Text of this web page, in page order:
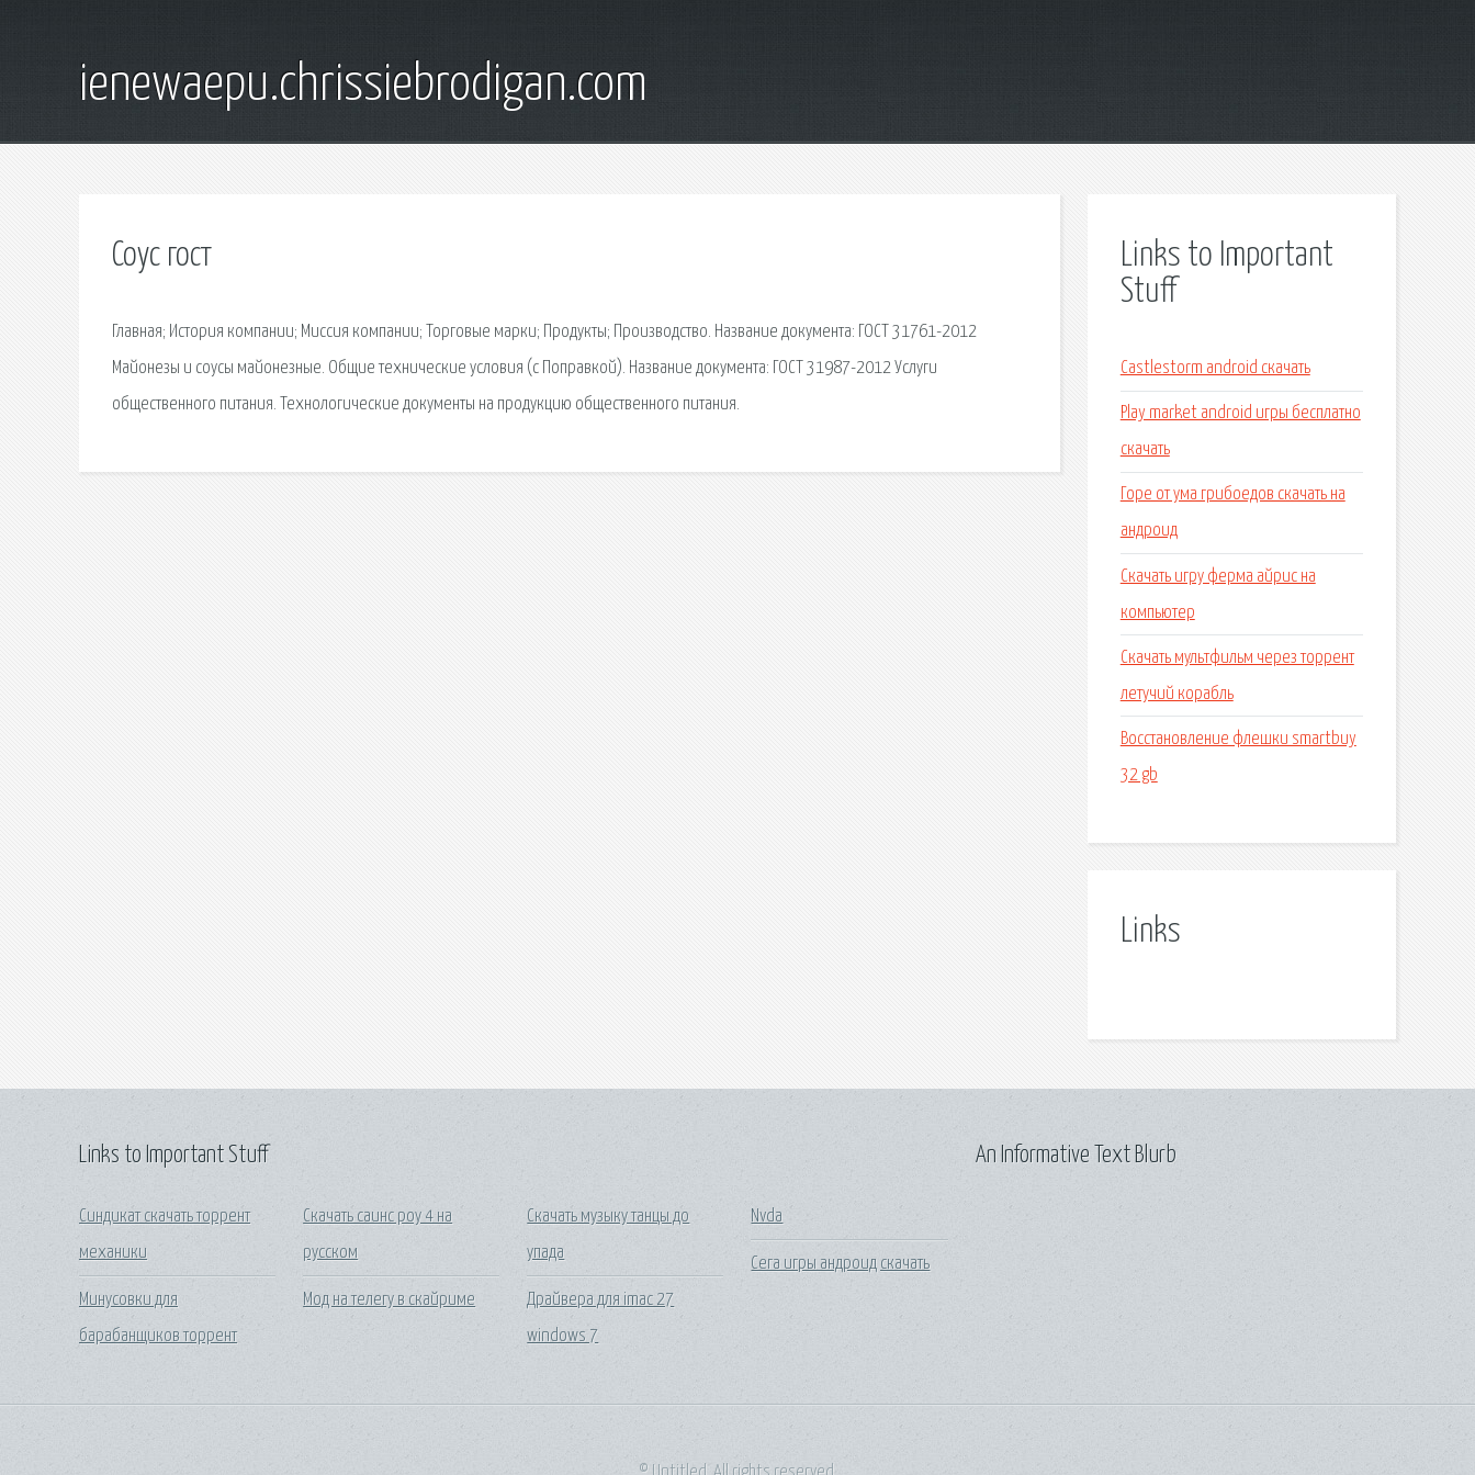
ienewaepu.chrissiebrodigan.com
Соус гост
Главная; История компании; Миссия компании; Торговые марки; Продукты; Производство. Название документа: ГОСТ 31761-2012
Майонезы и соусы майонезные. Общие технические условия (с Поправкой). Название документа: ГОСТ 31987-2012 Услуги
общественного питания. Технологические документы на продукцию общественного питания.
Links to Important
Stuff
Castlestorm android скачать
Play market android игры бесплатно
скачать
Горе от ума грибоедов скачать на
андроид
Скачать игру ферма айрис на
компьютер
Скачать мультфильм через торрент
летучий корабль
Восстановление флешки smartbuy
32 gb
Links
Links to Important Stuff
Синдикат скачать торрент
механики
Минусовки для
барабанщиков торрент
Скачать саинс роу 4 на
русском
Мод на телегу в скайриме
Скачать музыку танцы до
упада
Драйвера для imac 27
windows 7
Nvda
Сега игры андроид скачать
An Informative Text Blurb